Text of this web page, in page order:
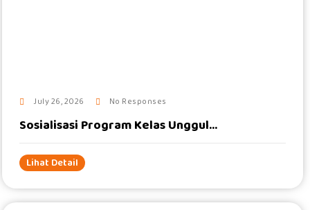
July 26, 2026 No Responses
Sosialisasi Program Kelas Unggul...
Lihat Detail